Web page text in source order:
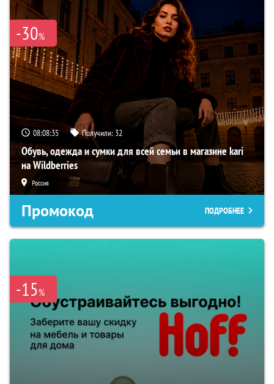
-30%
08:08:34 Получили: 32
Обувь, одежда и сумки для всей семьи в магазине kari
на Wildberries
Россия
Промокод ПОДРОБНЕЕ
-15%